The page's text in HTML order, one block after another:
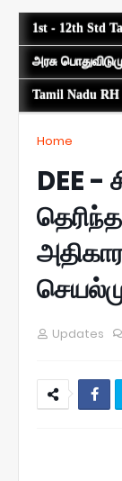
1st - 12th Std
அரசு
Tamil Nadu RH
Home
DEE -
Updates